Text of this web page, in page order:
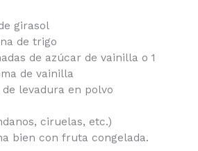
girasol
de trigo
de azúcar de vainilla o 1
de vainilla
levadura en polvo
ciruelas, etc.)
bien con fruta congelada.